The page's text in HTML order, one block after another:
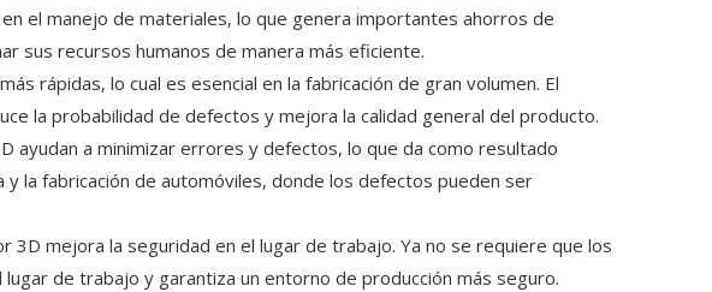
el manejo de materiales, lo que genera importantes ahorros de
sus recursos humanos de manera más eficiente.
rápidas, lo cual es esencial en la fabricación de gran volumen. El
la probabilidad de defectos y mejora la calidad general del producto.
ayudan a minimizar errores y defectos, lo que da como resultado
la fabricación de automóviles, donde los defectos pueden ser
3D mejora la seguridad en el lugar de trabajo. Ya no se requiere que los
de trabajo y garantiza un entorno de producción más seguro.